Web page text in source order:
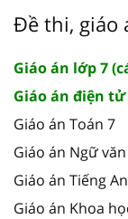
Đề thi, giáo
Giáo án lớp 7
Giáo án điện
Giáo án Toán 7
Giáo án Ngữ
Giáo án Tiếng
Giáo án Khoa